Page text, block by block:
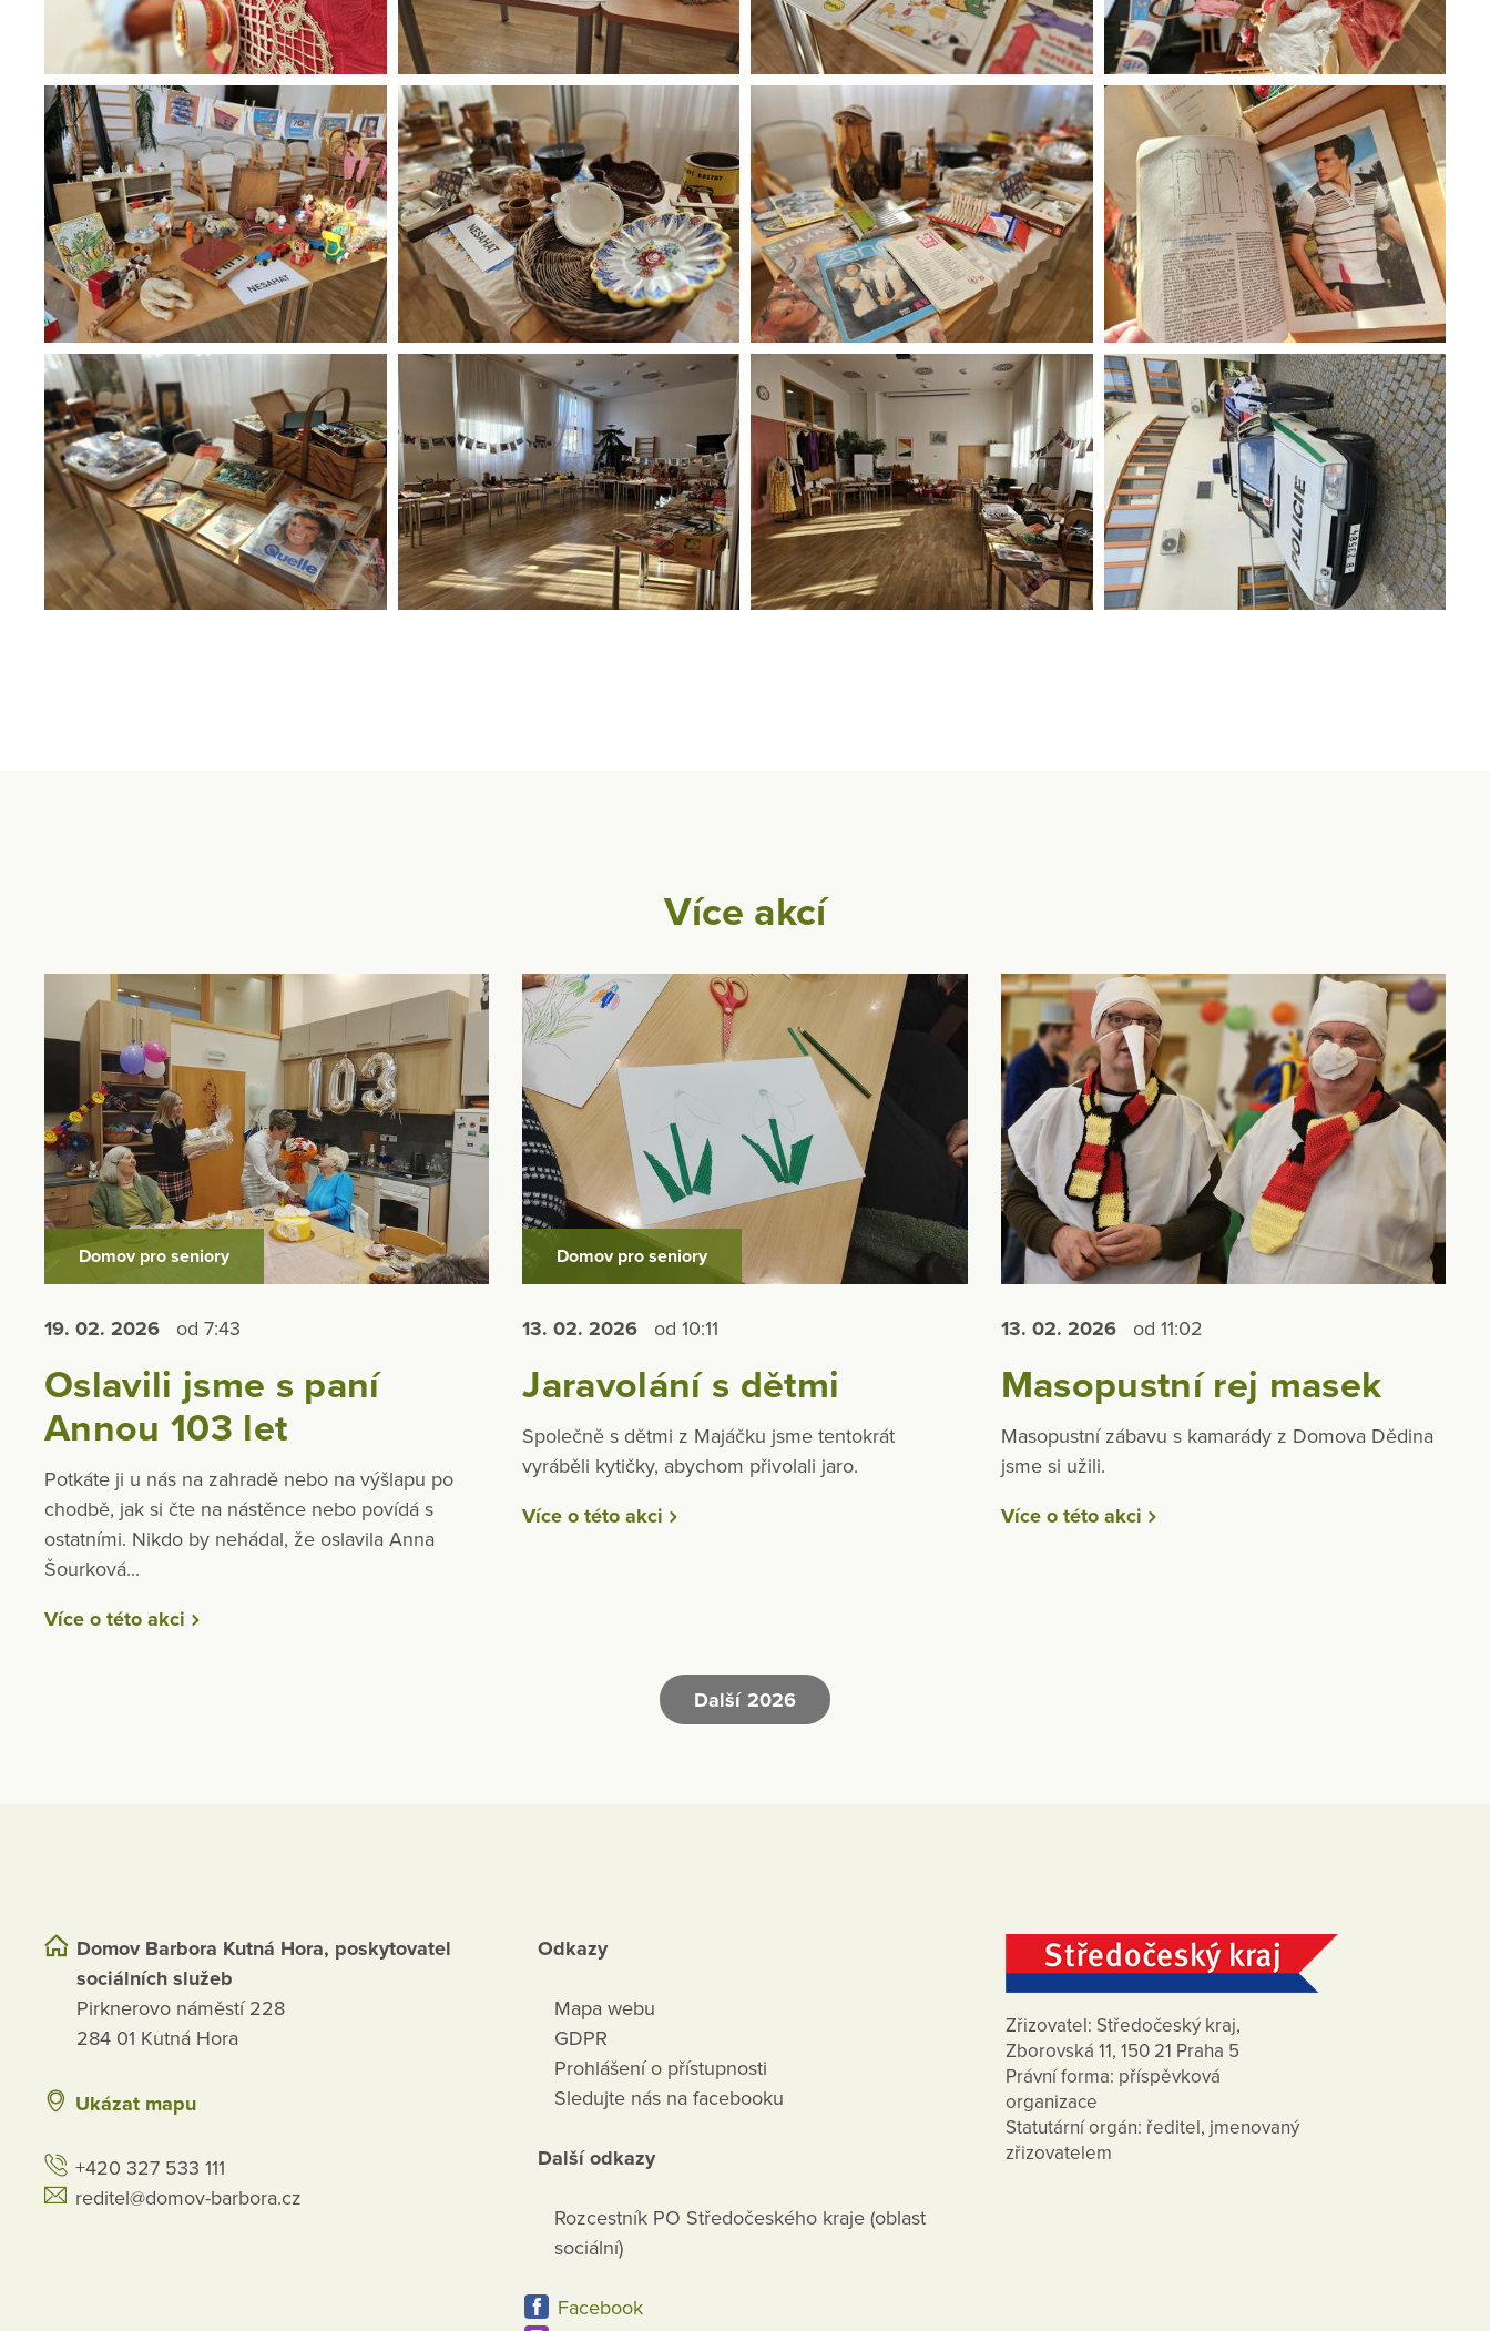
Více akcí
Domov pro seniory
19. 02. 2026 od 7:43
Oslavili jsme s paní
Annou 103 let
Potkáte ji u nás na zahradě nebo na výšlapu po
chodbě, jak si čte na nástěnce nebo povídá s
ostatními. Nikdo by nehádal, že oslavila Anna
Šourková...
Více o této akci
Domov pro seniory
13. 02.2026 od 10:11
Jaravolání s dětmi
Společně s dětmi z Majáčku jsme tentokrát
vyráběli kytičky, abychom přivolali jaro.
Více o této akci
13. 02. 2026 od 11:02
Masopustní rej masek
Masopustní zábavu s kamarády z Domova Dědina
jsme si užili.
Více o této akci
Další 2026
Domov Barbora Kutná Hora, poskytovatel
sociálních služeb
Pirknerovo náměstí 228
284 01 Kutná Hora
Ukázat mapu
+420 327 533 111
reditel@domov-barbora.cz
Odkazy
Mapa webu
GDPR
Prohlášení o přístupnosti
Sledujte nás na facebooku
Další odkazy
Rozcestník PO Středočeského kraje (oblast
sociální)
Facebook
Zřizovatel: Středočeský kraj,
Zborovská 11, 150 21 Praha 5
Právní forma: příspěvková
organizace
Statutární orgán: ředitel, jmenovaný
zřizovatelem